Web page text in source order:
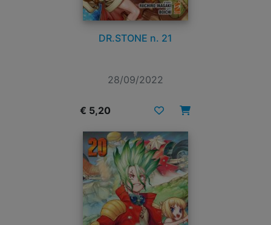
DR.STONE n. 21
28/09/2022
€ 5,20